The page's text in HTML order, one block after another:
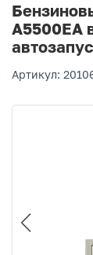
A5500EA
Артикул: